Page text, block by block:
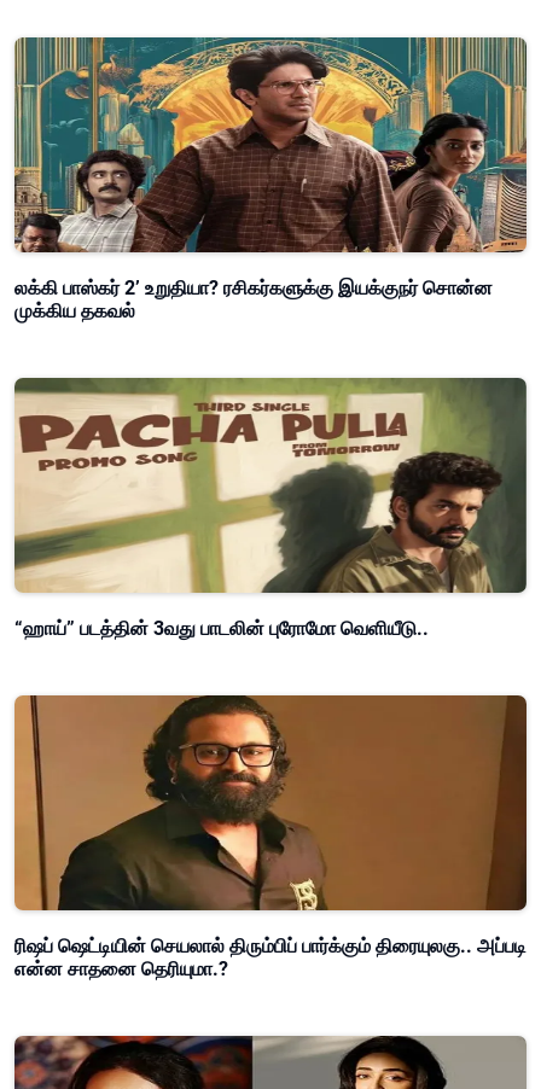
லக்கி பாஸ்கர் 2’ உறுதியா? ரசிகர்களுக்கு இயக்குநர் சொன்ன
முக்கிய தகவல்
“ஹாய்” படத்தின் 3வது பாடலின் புரோமோ வெளியீடு..
ரிஷப் ஷெட்டியின் செயலால் திரும்பிப் பார்க்கும் திரையுலகு.. அப்படி
என்ன சாதனை தெரியுமா.?